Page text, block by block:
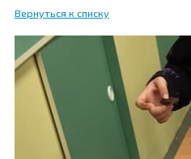
Вернуться к списку